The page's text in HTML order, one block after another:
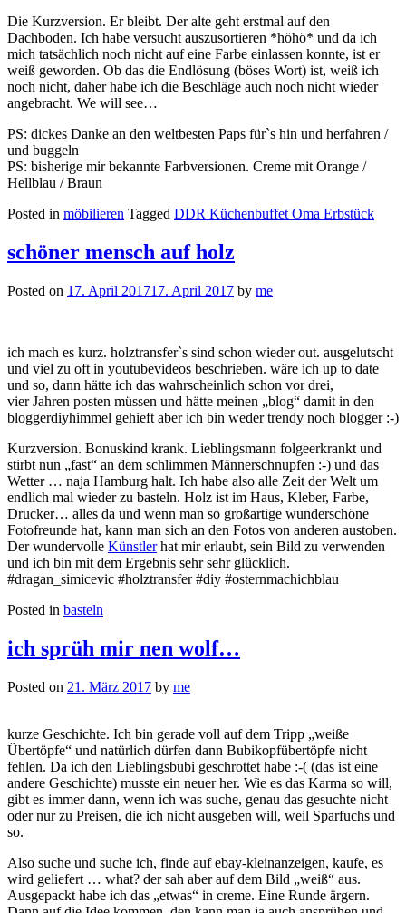
Die Kurzversion. Er bleibt. Der alte geht erstmal auf den
Dachboden. Ich habe versucht auszusortieren *höhö* und da ich
mich tatsächlich noch nicht auf eine Farbe einlassen konnte, ist er
weiß geworden. Ob das die Endlösung (böses Wort) ist, weiß ich
noch nicht, daher habe ich die Beschläge auch noch nicht wieder
angebracht. We will see…
PS: dickes Danke an den weltbesten Paps für`s hin und herfahren /
und buggeln
PS: bisherige mir bekannte Farbversionen. Creme mit Orange /
Hellblau / Braun
Posted in möbilieren Tagged DDR Küchenbuffet Oma Erbstück
schöner mensch auf holz
Posted on 17. April 201717. April 2017 by me
ich mach es kurz. holztransfer`s sind schon wieder out. ausgelutscht
und viel zu oft in youtubevideos beschrieben. wäre ich up to date
und so, dann hätte ich das wahrscheinlich schon vor drei,
vier Jahren posten müssen und hätte meinen „blog“ damit in den
bloggerdiyhimmel gehieft aber ich bin weder trendy noch blogger :-)
Kurzversion. Bonuskind krank. Lieblingsmann folgeerkrankt und
stirbt nun „fast“ an dem schlimmen Männerschnupfen :-) und das
Wetter … naja Hamburg halt. Ich habe also alle Zeit der Welt um
endlich mal wieder zu basteln. Holz ist im Haus, Kleber, Farbe,
Drucker… alles da und wenn man so großartige wunderschöne
Fotofreunde hat, kann man sich an den Fotos von anderen austoben.
Der wundervolle Künstlerhat mir erlaubt, sein Bild zu verwenden
und ich bin mit dem Ergebnis sehr sehr glücklich.
#dragan_simicevic #holztransfer #diy #osternmachichblau
Posted in basteln
ich sprüh mir nen wolf…
Posted on 21. März 2017 by me
kurze Geschichte. Ich bin gerade voll auf dem Tripp „weiße
Übertöpfe“ und natürlich dürfen dann Bubikopfübertöpfe nicht
fehlen. Da ich den Lieblingsbubi geschrottet habe :-( (das ist eine
andere Geschichte) musste ein neuer her. Wie es das Karma so will,
gibt es immer dann, wenn ich was suche, genau das gesuchte nicht
oder nur zu Preisen, die ich nicht ausgeben will, weil Sparfuchs und
so.
Also suche und suche ich, finde auf ebay-kleinanzeigen, kaufe, es
wird geliefert … what? der sah aber auf dem Bild „weiß“ aus.
Ausgepackt habe ich das „etwas“ in creme. Eine Runde ärgern.